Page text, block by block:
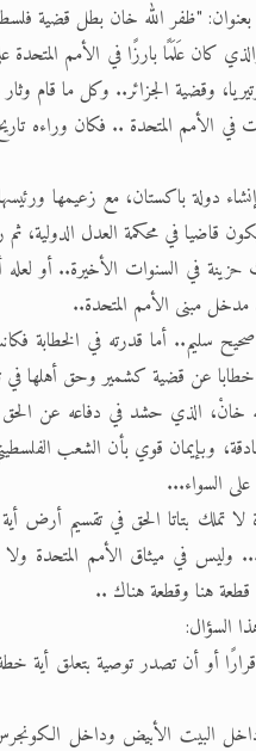
بعنوان: "ظفر الله خان بطل قضية
عَلَمًا بارزًا في الأمم المتحدة
وقضية الجزائر.. وكل ما قام وثار
المتحدة .. فكان وراءه
دولة باكستان، مع زعيمها
قاضيا في محكمة العدل الدولية،
في السنوات الأخيرة.. أو لعله
مبنى الأمم المتحدة..
سليم.. أما قدرته في الخطابة
عن قضية كشمير وحق أهلها في
خانْ، الذي حشد في دفاعه عن الحق
وبإيمان قوي بأن الشعب
السواء...
لا تملك بتاتا الحق في تقسيم
وليس في ميثاق الأمم المتحدة ولا
هنا وقطعة هناك ..
السؤال:
أو أن تصدر توصية بتعلق أية
البيت الأبيض وداخل